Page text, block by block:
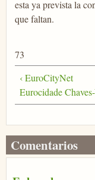
esta ya prevista la
que faltan.
73
‹ EuroCityNet
Eurocidade
Comentarios